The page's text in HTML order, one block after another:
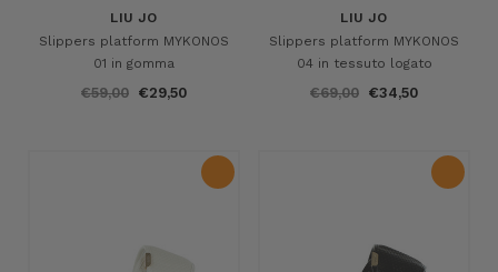
LIU JO
Slippers platform MYKONOS
01 in gomma
€59,00 €29,50
LIU JO
Slippers platform MYKONOS
04 in tessuto logato
€69,00 €34,50